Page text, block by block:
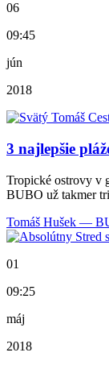
06
09:45
jún
2018
3 najlepšie
Tropické ostrovy v
BUBO už takmer
Tomáš Hušek —
01
09:25
máj
2018